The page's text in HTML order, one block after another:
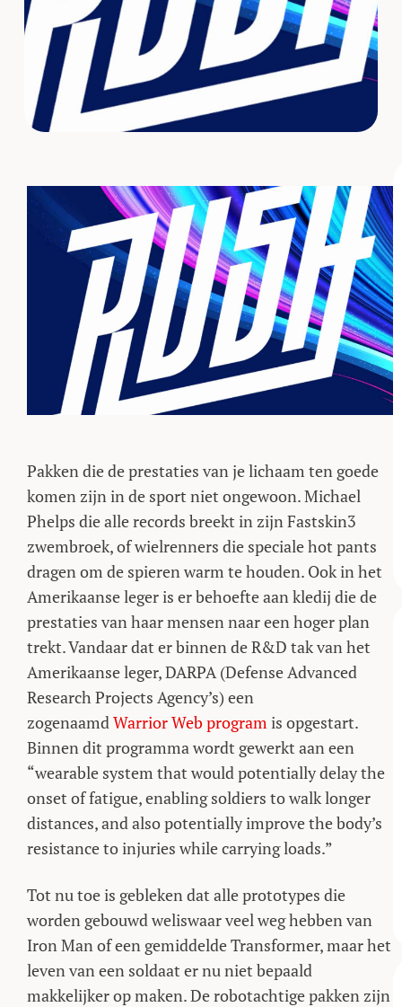
Pakken die de prestaties van je lichaam ten goede
komen zijn in de sport niet ongewoon. Michael
Phelps die alle records breekt in zijn Fastskin3
zwembroek, of wielrenners die speciale hot pants
dragen om de spieren warm te houden. Ook in het
Amerikaanse leger is er behoefte aan kledij die de
prestaties van haar mensen naar een hoger plan
trekt. Vandaar dat er binnen de R&D tak van het
Amerikaanse leger, DARPA (Defense Advanced
Research Projects Agency’s) een
zogenaamdWarrior Web programis opgestart.
Binnen dit programma wordt gewerkt aan een
“wearable system that would potentially delay the
onset of fatigue, enabling soldiers to walk longer
distances, and also potentially improve the body’s
resistance to injuries while carrying loads.”
Tot nu toe is gebleken dat alle prototypes die
worden gebouwd weliswaar veel weg hebben van
Iron Man of een gemiddelde Transformer, maar het
leven van een soldaat er nu niet bepaald
makkelijker op maken. De robotachtige pakken zijn